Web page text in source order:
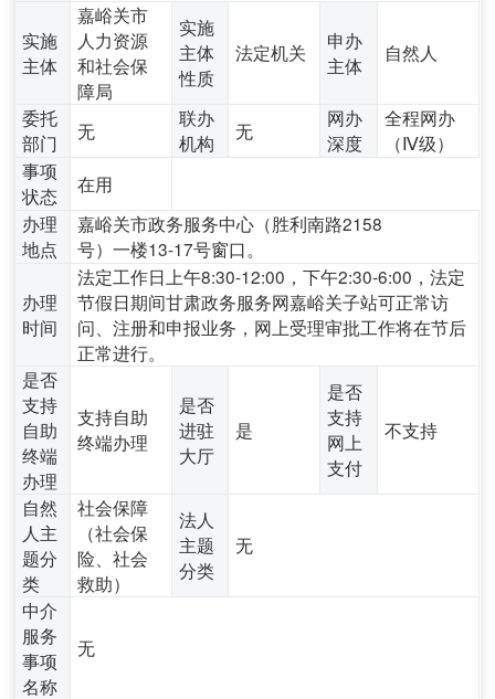
实施
主体
嘉峪关市
人力资源
和社会保
障局
实施
主体
性质
法定机关
申办
主体
自然人
委托
部门
无
联办
机构
无
网办
深度
全程网办
（Ⅳ级）
事项
状态
在用
办理
地点
嘉峪关市政务服务中心（胜利南路2158
号）一楼13-17号窗口。
办理
时间
法定工作日上午8:30-12:00，下午2:30-6:00，法定
节假日期间甘肃政务服务网嘉峪关子站可正常访
问、注册和申报业务，网上受理审批工作将在节后
正常进行。
是否
支持
自助
终端
办理
支持自助
终端办理
是否
进驻
大厅
是
是否
支持
网上
支付
不支持
自然
人主
题分
类
社会保障
（社会保
险、社会
救助）
法人
主题
分类
无
中介
服务
事项
名称
无